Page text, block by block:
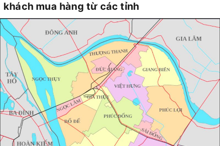
khách mua hàng từ các tỉnh